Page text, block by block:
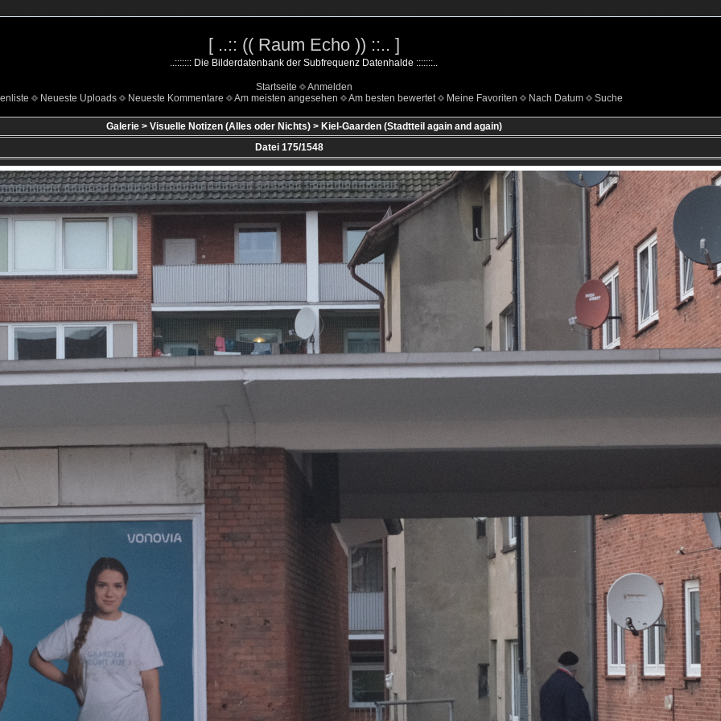
[ ..:: (( Raum Echo )) ::.. ]
..::::::: Die Bilderdatenbank der Subfrequenz Datenhalde :::::::..
Startseite
Anmelden
Neueste Uploads Neueste Kommentare Am meisten angesehen Am besten bewertet Meine Favoriten Nach Datum Suche
Galerie> Visuelle Notizen (Alles oder Nichts)> Kiel-Gaarden (Stadtteil again and again)
Datei 175/1548